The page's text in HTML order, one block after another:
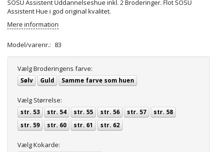
SOSU Assistent Uddannelseshue inkl. 2 Broderinger. Flot SOSU
Assistent Hue i god original kvalitet.
Mere information
Model/varenr.: 83
VælgBroderingens farve:
Sølv Guld Samme farve som huen
Vælg Størrelse:
str. 53 str. 54 str. 55 str. 56 str. 57
str. 58
str. 59
str. 60 str. 61 str. 62
VælgKokarde: